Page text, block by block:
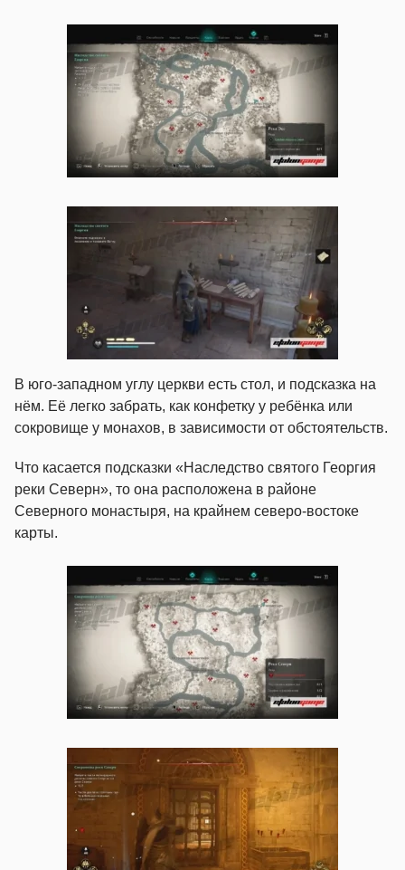
В юго-западном углу церкви есть стол, и подсказка на
нём. Её легко забрать, как конфетку у ребёнка или
сокровище у монахов, в зависимости от обстоятельств.
Что касается подсказки «Наследство святого Георгия
реки Северн», то она расположена в районе
Северного монастыря, на крайнем северо-востоке
карты.